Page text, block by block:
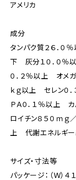
アメリカ
成分
タンパク質２６．０
下 灰分１０．０％
０．２％以上 オメ
ｋｇ以上 セレン０
ＰＡ０．１％以上
ロイチン８５０ｍｇ
上 代謝エネルギー
サイズ・寸法等
パッケージ：（Ｗ）４